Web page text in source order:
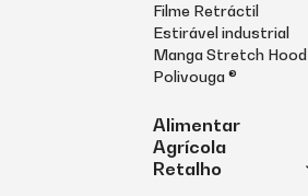
Filme Retráctil
Estirável industrial
Manga Stretch Hood
Polivouga ®
Alimentar
Agrícola
Retalho